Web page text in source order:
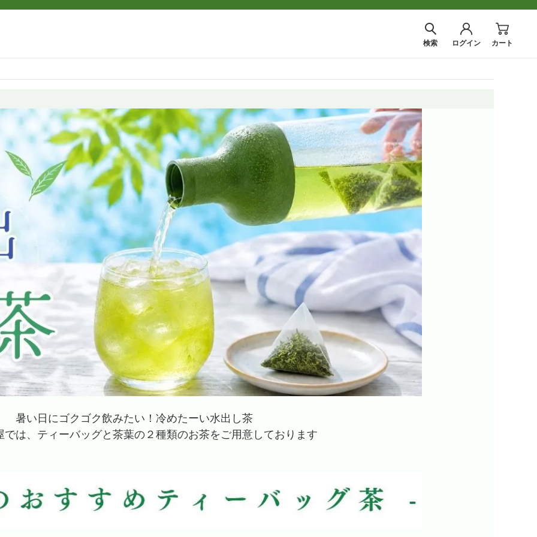
検索 ログイン カート
暑い日にゴクゴク飲みたい！冷めたーい水出し茶
では、ティーバッグと茶葉の２種類のお茶をご用意しております